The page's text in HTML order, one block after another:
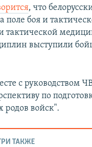
, что
боя и
выступили
с руководством
по
войск".
ТАКЖЕ